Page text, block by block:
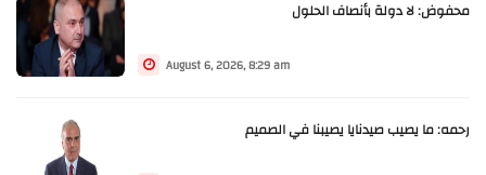
محفوض: لا دولة بأنصاف الحلول
August 6, 2026, 8:29 am
رحمه: ما يصيب صيدنايا يصيبنا في الصميم